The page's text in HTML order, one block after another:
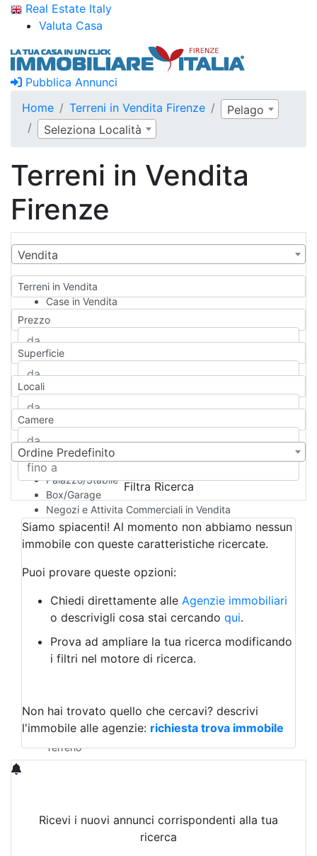
Real Estate Italy
Valuta Casa
Pubblica Annunci
Home
Terreni in Vendita Firenze
Pelago
Seleziona Località
Terreni in Vendita
Firenze
Vendita
Terreni in Vendita
Case in Vendita
Qualsiasi
Appartamento
Casa indipendente
Casa Semi-indipendente
Attico/Mansarda
Rustico/Casale
Camera d'Albergo
Multiproprietà
Palazzo/Stabile
Box/Garage
Negozi e Attivita Commerciali in Vendita
Qualsiasi
Attività/Licenza Commerciale
Azienda Agricola
Bar/Ristorante
Albergo
Laboratorio Artigianale
Negozio/locale commerciale
Agriturismo
Magazzini
Qualsiasi
Terreno edificabile
Terreno
Prezzo
Superficie
Locali
Camere
Ordine Predefinito
Filtra Ricerca
Siamo spiacenti! Al momento non abbiamo nessun
immobile con queste caratteristiche ricercate.
Puoi provare queste opzioni:
Chiedi direttamente alle Agenzie immobiliari
o descrivigli cosa stai cercando qui.
Prova ad ampliare la tua ricerca modificando
i filtri nel motore di ricerca.
Non hai trovato quello che cercavi? descrivi
l'immobile alle agenzie: richiesta trova immobile
Ricevi i nuovi annunci corrispondenti alla tua
ricerca